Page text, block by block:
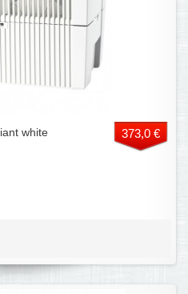
white 373,0 €